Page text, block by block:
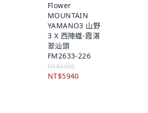
Flower
MOUNTAIN
YAMANO3 山野
3 X 西陣織-霞湛
翠汕頭
FM2633-226
NT$6600
NT$5940